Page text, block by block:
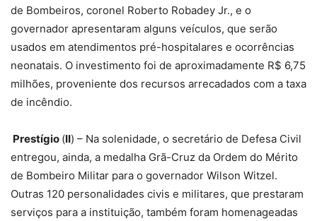
de Bombeiros, coronel Roberto Robadey Jr., e o
governador apresentaram alguns veículos, que serão
usados em atendimentos pré-hospitalares e ocorrências
neonatais. O investimento foi de aproximadamente R$ 6,75
milhões, proveniente dos recursos arrecadados com a taxa
de incêndio.
Prestígio (II) – Na solenidade, o secretário de Defesa Civil
entregou, ainda, a medalha Grã-Cruz da Ordem do Mérito
de Bombeiro Militar para o governador Wilson Witzel.
Outras 120 personalidades civis e militares, que prestaram
serviços para a instituição, também foram homenageadas